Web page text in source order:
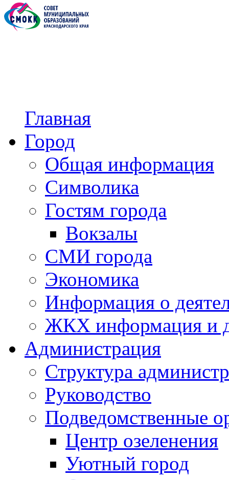
Главная
Город
Общая информация
Символика
Гостям города
Вокзалы
СМИ города
Экономика
Информация о
ЖКХ информация и
Администрация
Структура
Руководство
Подведомственные
Центр озеленения
Уютный город